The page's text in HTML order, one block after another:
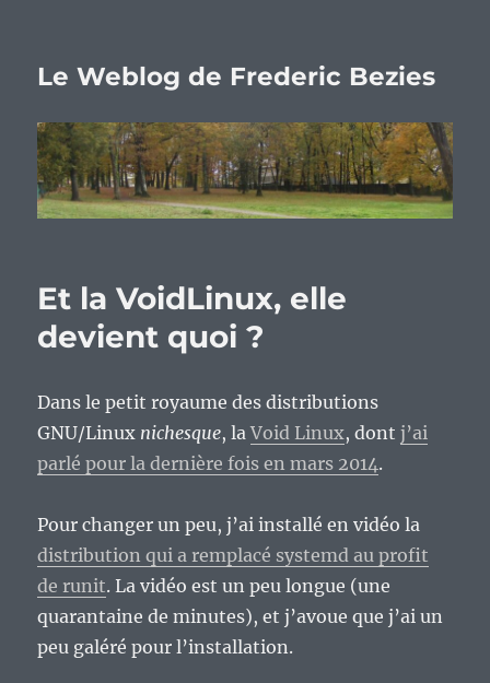
Le Weblog de Frederic Bezies
Et la VoidLinux, elle
devient quoi ?
Dans le petit royaume des distributions
GNU/Linux nichesque, laVoid Linux, dontj’ai
parlé pour la dernière fois en mars 2014.
Pour changer un peu, j’ai installé en vidéo la
distribution qui a remplacé systemd au profit
de runit. La vidéo est un peu longue (une
quarantaine de minutes), et j’avoue que j’ai un
peu galéré pour l’installation.